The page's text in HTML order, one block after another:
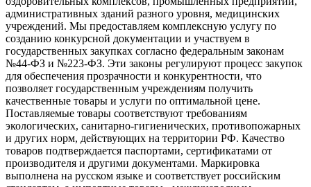
административных зданий разного уровня, медицинских
учреждений. Мы предоставляем комплексную услугу по
созданию конкурсной документации и участвуем в
государственных закупках согласно федеральным законам
№44-ФЗ и №223-ФЗ. Эти законы регулируют процесс закупок
для обеспечения прозрачности и конкурентности, что
позволяет государственным учреждениям получить
качественные товары и услуги по оптимальной цене.
Поставляемые товары соответствуют требованиям
экологических, санитарно-гигиенических, противопожарных
и других норм, действующих на территории РФ. Качество
товаров подтверждается паспортами, сертификатами от
производителя и другими документами. Маркировка
выполнена на русском языке и соответствует российским